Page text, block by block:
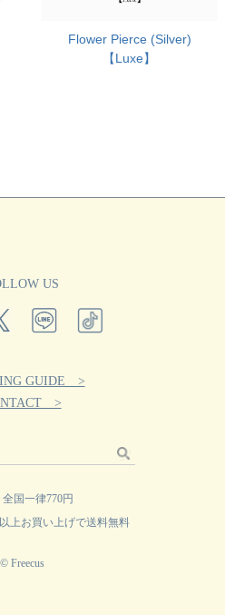
Flower Pierce (Silver)
【Luxe】
US
GUIDE >
>
国一律770円
上お買い上げで送料無料
© Freecus